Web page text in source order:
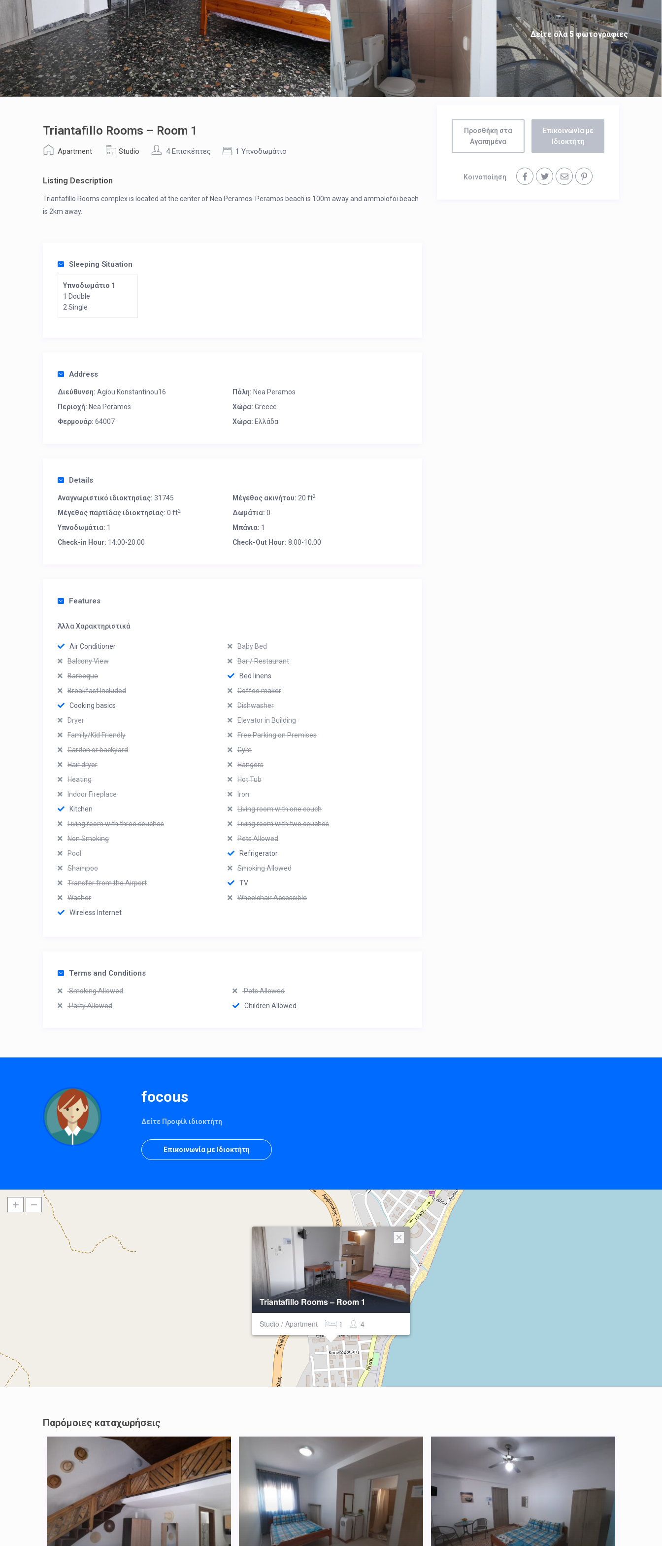
Δείτε όλα 5 φωτογραφίες
Triantafillo Rooms – Room 1
Apartment Studio 4 Επισκέπτες 1 Υπνοδωμάτιο
Listing Description
Triantafillo Rooms complex is located at the center of Nea Peramos. Peramos beach is 100m away and ammolofoi beach
is 2km away.
Sleeping Situation
Υπνοδωμάτιο 1
1 Double
2 Single
Address
Διεύθυνση: Agiou Konstantinou16 Πόλη: Nea Peramos
Περιοχή: Nea Peramos Χώρα: Greece
Φερμουάρ: 64007 Χώρα: Ελλάδα
Details
Αναγνωριστικό ιδιοκτησίας: 31745 Μέγεθος ακινήτου: 20 ft2
Μέγεθος παρτίδας ιδιοκτησίας: 0 ft2 Δωμάτια: 0
Υπνοδωμάτια: 1 Μπάνια: 1
Check-in Hour: 14:00-20:00 Check-Out Hour: 8:00-10:00
Features
Άλλα Χαρακτηριστικά
Air Conditioner
Baby Bed
Balcony View
Bar / Restaurant
Barbeque
Bed linens
Breakfast Included
Coffee maker
Cooking basics
Dishwasher
Dryer
Elevator in Building
Family/Kid Friendly
Free Parking on Premises
Garden or backyard
Gym
Hair dryer
Hangers
Heating
Hot Tub
Indoor Fireplace
Iron
Kitchen
Living room with one couch
Living room with three couches
Living room with two couches
Non Smoking
Pets Allowed
Pool
Refrigerator
Shampoo
Smoking Allowed
Transfer from the Airport
TV
Washer
Wheelchair Accessible
Wireless Internet
Terms and Conditions
Smoking Allowed
Pets Allowed
Party Allowed
Children Allowed
Προσθήκη στα
Αγαπημένα
Επικοινωνία με
Ιδιοκτήτη
Κοινοποίηση
focous
Δείτε Προφίλ ιδιοκτήτη
Επικοινωνία με Ιδιοκτήτη
Triantafillo Rooms – Room 1
Studio / Apartment 4
1
Παρόμοιες καταχωρήσεις